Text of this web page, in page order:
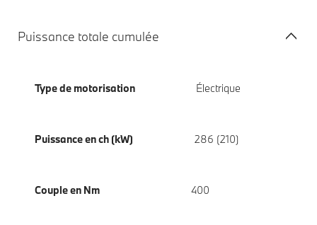
Puissance totale cumulée
Type de motorisation Électrique
Puissance en ch (kW) 286 (210)
Couple en Nm 400